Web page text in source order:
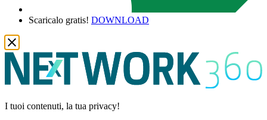
Scaricalo gratis! DOWNLOAD
I tuoi contenuti, la tua privacy!